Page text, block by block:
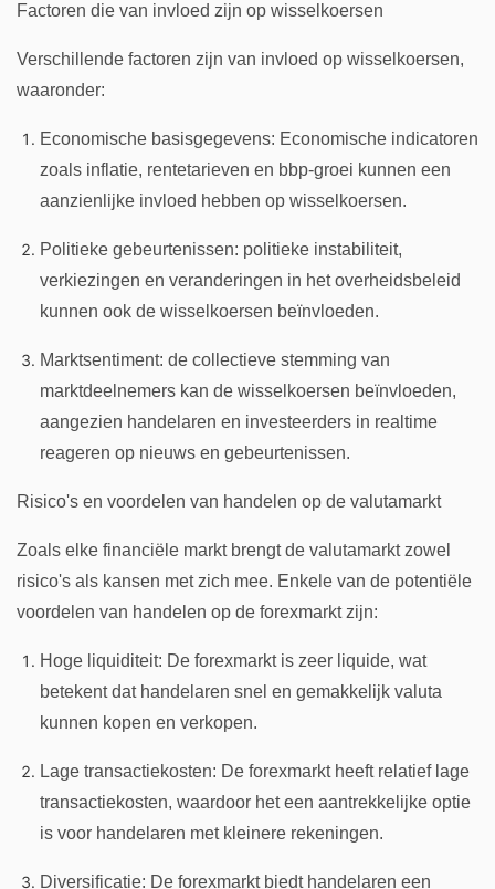
Factoren die van invloed zijn op wisselkoersen
Verschillende factoren zijn van invloed op wisselkoersen,
waaronder:
Economische basisgegevens: Economische indicatoren
zoals inflatie, rentetarieven en bbp-groei kunnen een
aanzienlijke invloed hebben op wisselkoersen.
Politieke gebeurtenissen: politieke instabiliteit,
verkiezingen en veranderingen in het overheidsbeleid
kunnen ook de wisselkoersen beïnvloeden.
Marktsentiment: de collectieve stemming van
marktdeelnemers kan de wisselkoersen beïnvloeden,
aangezien handelaren en investeerders in realtime
reageren op nieuws en gebeurtenissen.
Risico's en voordelen van handelen op de valutamarkt
Zoals elke financiële markt brengt de valutamarkt zowel
risico's als kansen met zich mee. Enkele van de potentiële
voordelen van handelen op de forexmarkt zijn:
Hoge liquiditeit: De forexmarkt is zeer liquide, wat
betekent dat handelaren snel en gemakkelijk valuta
kunnen kopen en verkopen.
Lage transactiekosten: De forexmarkt heeft relatief lage
transactiekosten, waardoor het een aantrekkelijke optie
is voor handelaren met kleinere rekeningen.
Diversificatie: De forexmarkt biedt handelaren een